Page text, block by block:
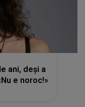
ani, deși a
e noroc!»